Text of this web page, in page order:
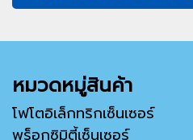
หมวดหมู่สินค้า
โฟโตอิเล็กทริกเซ็นเซอร์
พร็อกซิมิตี้เซ็นเซอร์